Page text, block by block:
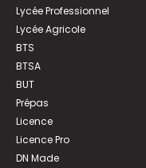
Lycée Professionnel
Lycée Agricole
BTS
BTSA
BUT
Prépas
Licence
Licence Pro
DN Made